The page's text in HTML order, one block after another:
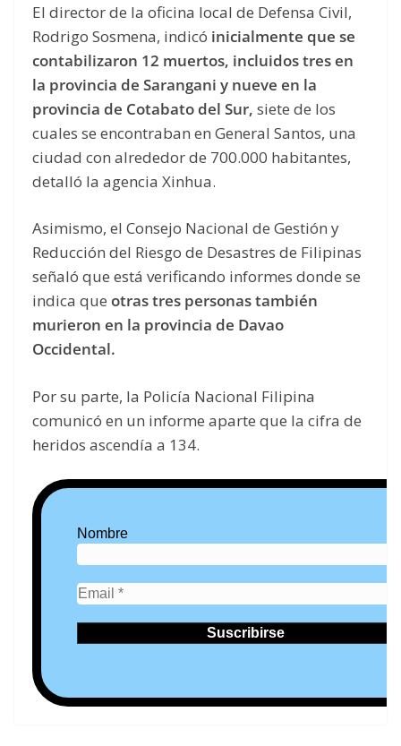
El director de la oficina local de Defensa Civil,
Rodrigo Sosmena, indicó inicialmente que se
contabilizaron 12 muertos, incluidos tres en
la provincia de Sarangani y nueve en la
provincia de Cotabato del Sur, siete de los
cuales se encontraban en General Santos, una
ciudad con alrededor de 700.000 habitantes,
detalló la agencia Xinhua.
Asimismo, el Consejo Nacional de Gestión y
Reducción del Riesgo de Desastres de Filipinas
señaló que está verificando informes donde se
indica que otras tres personas también
murieron en la provincia de Davao
Occidental.
Por su parte, la Policía Nacional Filipina
comunicó en un informe aparte que la cifra de
heridos ascendía a 134.
Nombre